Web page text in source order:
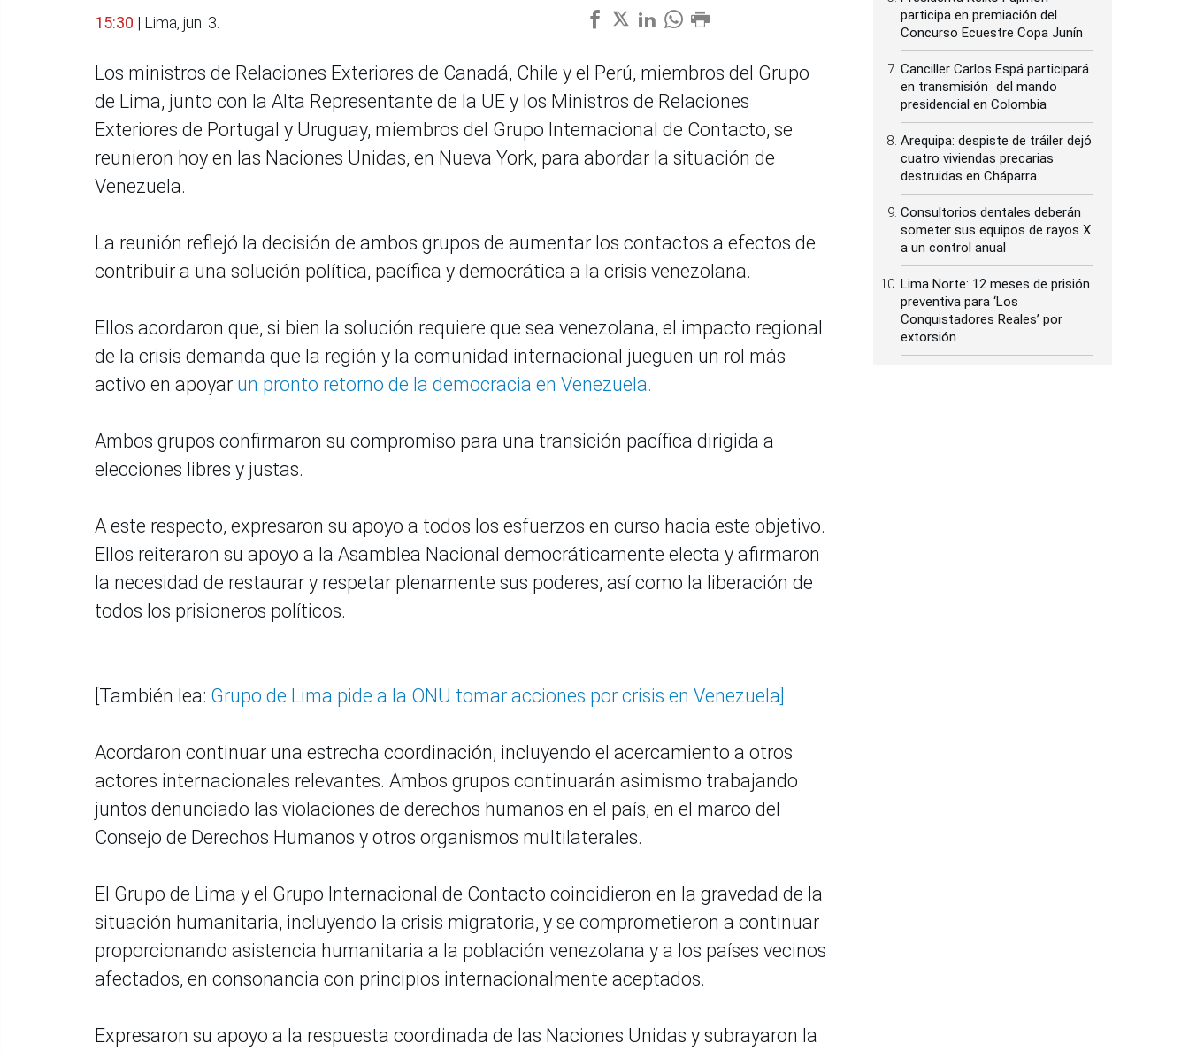
15:30 | Lima, jun. 3.
Los ministros de Relaciones Exteriores de Canadá, Chile y el Perú, miembros del Grupo
de Lima, junto con la Alta Representante de la UE y los Ministros de Relaciones
Exteriores de Portugal y Uruguay, miembros del Grupo Internacional de Contacto, se
reunieron hoy en las Naciones Unidas, en Nueva York, para abordar la situación de
Venezuela.
La reunión reflejó la decisión de ambos grupos de aumentar los contactos a efectos de
contribuir a una solución política, pacífica y democrática a la crisis venezolana.
Ellos acordaron que, si bien la solución requiere que sea venezolana, el impacto regional
de la crisis demanda que la región y la comunidad internacional jueguen un rol más
activo en apoyar un pronto retorno de la democracia en Venezuela.
Ambos grupos confirmaron su compromiso para una transición pacífica dirigida a
elecciones libres y justas.
A este respecto, expresaron su apoyo a todos los esfuerzos en curso hacia este objetivo.
Ellos reiteraron su apoyo a la Asamblea Nacional democráticamente electa y afirmaron
la necesidad de restaurar y respetar plenamente sus poderes, así como la liberación de
todos los prisioneros políticos.
[También lea: Grupo de Lima pide a la ONU tomar acciones por crisis en Venezuela]
Acordaron continuar una estrecha coordinación, incluyendo el acercamiento a otros
actores internacionales relevantes. Ambos grupos continuarán asimismo trabajando
juntos denunciado las violaciones de derechos humanos en el país, en el marco del
Consejo de Derechos Humanos y otros organismos multilaterales.
El Grupo de Lima y el Grupo Internacional de Contacto coincidieron en la gravedad de la
situación humanitaria, incluyendo la crisis migratoria, y se comprometieron a continuar
proporcionando asistencia humanitaria a la población venezolana y a los países vecinos
afectados, en consonancia con principios internacionalmente aceptados.
Expresaron su apoyo a la respuesta coordinada de las Naciones Unidas y subrayaron la
participa en premiación del
Concurso Ecuestre Copa Junín
Canciller Carlos Espá participará
en transmisión del mando
presidencial en Colombia
Arequipa: despiste de tráiler dejó
cuatro viviendas precarias
destruidas en Cháparra
Consultorios dentales deberán
someter sus equipos de rayos X
a un control anual
Lima Norte: 12 meses de prisión
preventiva para ‘Los
Conquistadores Reales’ por
extorsión